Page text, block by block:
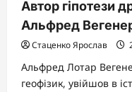
Автор гіпотези
Альфред
Стаценко Ярослав
Альфред Лотар
геофізик, увійшов в